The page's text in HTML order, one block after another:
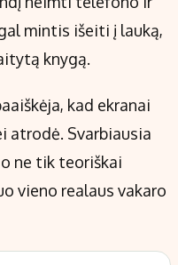
mintis išeiti į lauką,
knygą.
kad ekranai
atrodė. Svarbiausia
ne tik teoriškai
vieno realaus vakaro